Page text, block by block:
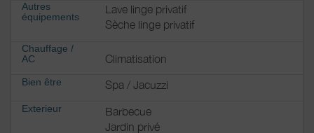
Autres
équipements
Lave linge privatif
Sèche linge privatif
Chauffage /
AC
Climatisation
Bien être Spa / Jacuzzi
Exterieur
Barbecue
Jardin privé